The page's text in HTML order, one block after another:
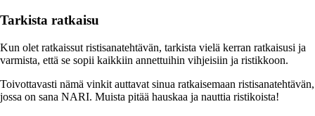
Tarkista ratkaisu
Kun olet ratkaissut ristisanatehtävän, tarkista vielä kerran ratkaisusi ja
varmista, että se sopii kaikkiin annettuihin vihjeisiin ja ristikkoon.
Toivottavasti nämä vinkit auttavat sinua ratkaisemaan ristisanatehtävän,
jossa on sana NARI. Muista pitää hauskaa ja nauttia ristikoista!